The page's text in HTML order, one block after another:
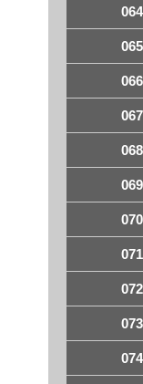
064
065
066
067
068
069
070
071
072
073
074